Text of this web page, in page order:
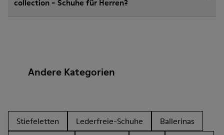
collection - Schuhe für Herren?
Andere Kategorien
Stiefeletten Lederfreie-Schuhe
Ballerinas